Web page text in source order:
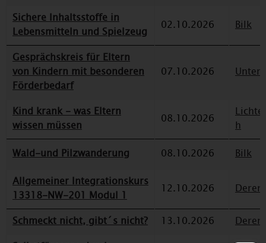
Sichere Inhaltsstoffe in
Lebensmitteln und Spielzeug
02.10.2026 Bilk
Gesprächskreis für Eltern
von Kindern mit besonderen
Förderbedarf
07.10.2026
Kind krank - was Eltern
wissen müssen
08.10.2026
h
Wald-und Pilzwanderung
08.10.2026
Bilk
Allgemeiner Integrationskurs
13318-NW-201 Modul 1
12.10.2026
Schmeckt nicht, gibt´s nicht? 13.10.2026